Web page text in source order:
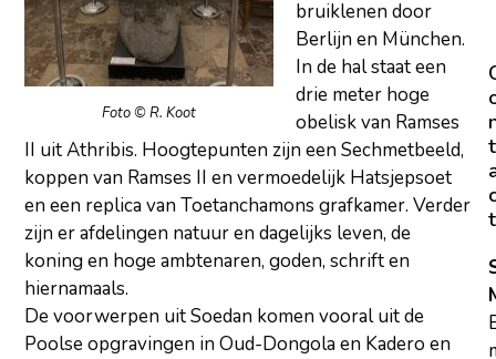
Foto © R. Koot
bruiklenen door
Berlijn en München.
In de hal staat een
drie meter hoge
obelisk van Ramses
II uit Athribis. Hoogtepunten zijn een Sechmetbeeld,
koppen van Ramses II en vermoedelijk Hatsjepsoet
en een replica van Toetanchamons grafkamer. Verder
zijn er afdelingen natuur en dagelijks leven, de
koning en hoge ambtenaren, goden, schrift en
hiernamaals.
De voorwerpen uit Soedan komen vooral uit de
Poolse opgravingen in Oud-Dongola en Kadero en
t
t